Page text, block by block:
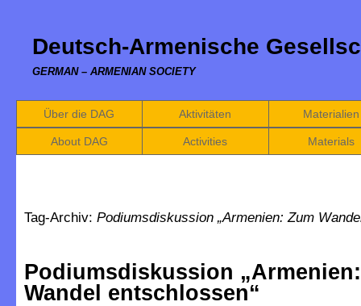
Deutsch-Armenische
GERMAN – ARMENIAN SOCIETY
Über die DAG Aktivitäten Materialien
About DAG Activities Materials
Tag-Archiv: Podiumsdiskussion „Armenien: Zum
Podiumsdiskussion
Wandel entschlossen“